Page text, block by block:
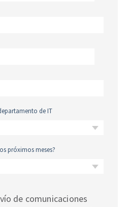
de IT
próximos meses?
de comunicaciones